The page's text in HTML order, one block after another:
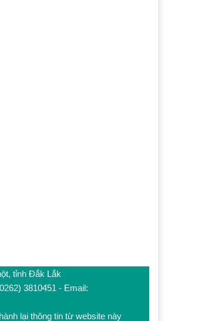
tỉnh Đắk Lắk
3810451 - Email:
lại thông tin từ website này